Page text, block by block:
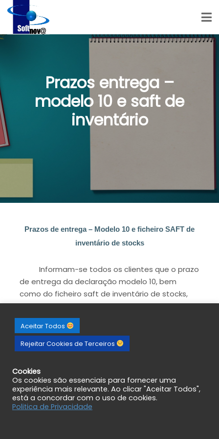
Prazos entrega –
modelo 10 e saft de
inventário
Prazos de entrega – Modelo 10 e ficheiro SAFT de
inventário de stocks
Informam-se todos os clientes que o prazo
de entrega da declaração modelo 10, bem
como do ficheiro saft de inventário de stocks,
termina a 31 de janeiro do corrente ano.
Aceitar Todos
Rejeitar Cookies de Terceiros
Cookies
Os cookies são essenciais para fornecer uma
experiência mais relevante. Ao clicar "Aceitar Todos",
está a concordar com o uso de cookies.
Politica de Privacidade